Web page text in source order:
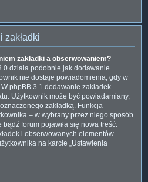
zakładki
zakładki a obserwowaniem?
działa podobnie jak dodawanie
nie dostaje powiadomienia, gdy w
phpBB 3.1 dodawanie zakładek
Użytkownik może być powiadamiany,
zakładką. Funkcja
– w wybrany przez niego sposób
forum pojawiła się nowa treść.
i obserwowanych elementów
na karcie „Ustawienia